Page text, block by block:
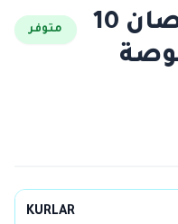
طلمبة كورلار 75 حصان 10
متوفر
KURLAR